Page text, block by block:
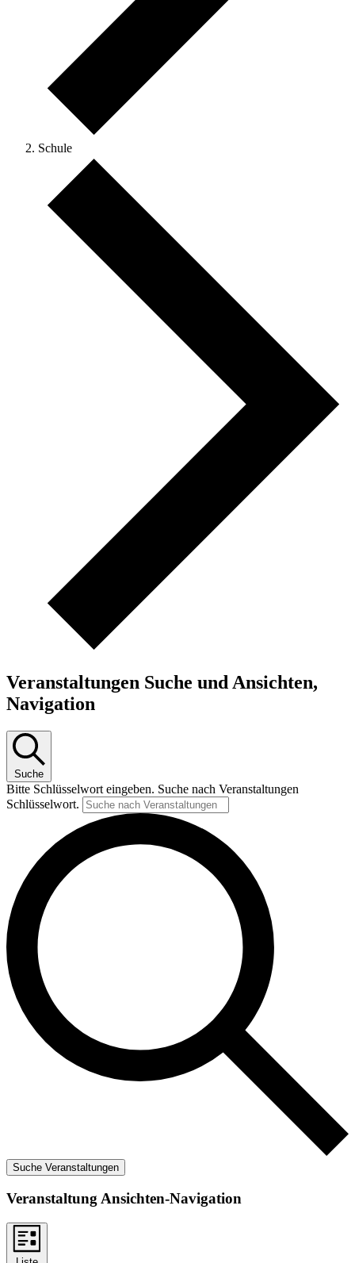
Schule
Veranstaltungen Suche und Ansichten,
Navigation
Suche
Bitte Schlüsselwort eingeben. Suche nach Veranstaltungen
Schlüsselwort.
Suche Veranstaltungen
Veranstaltung Ansichten-Navigation